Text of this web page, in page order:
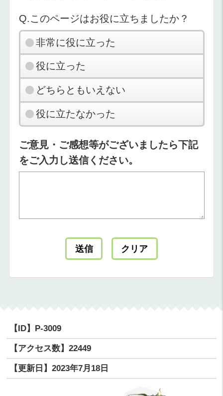
Q.このページはお役に立ちましたか？
非常に役に立った
役に立った
どちらともいえない
役に立たなかった
ご意見・ご感想等がございましたら下記
をご入力し送信ください。
【ID】 P-3009
【アクセス数】22449
【更新日】2023年7月18日